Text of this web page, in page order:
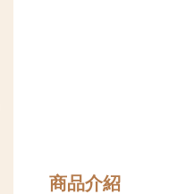
商品介紹